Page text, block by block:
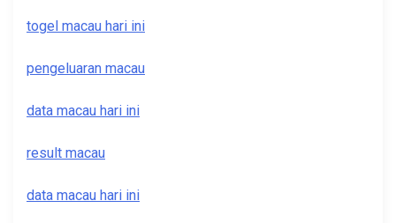
togel macau hari ini
pengeluaran macau
data macau hari ini
result macau
data macau hari ini